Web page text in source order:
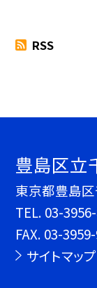
RSS
豊島区立
東京都豊島
TEL. 03-
FAX. 03-
サイトマップ